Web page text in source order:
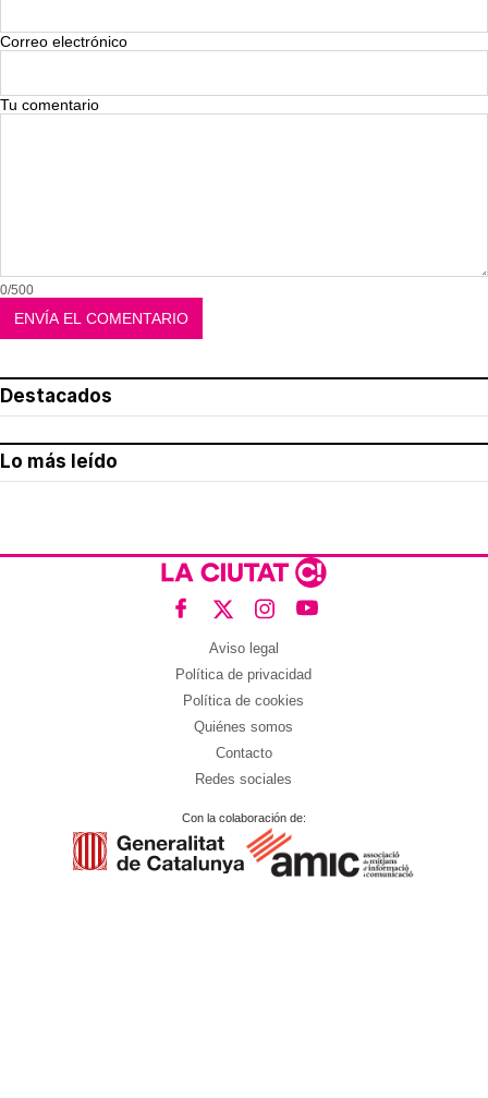
Correo electrónico
Tu comentario
0/500
Destacados
Lo más leído
Aviso legal
Política de privacidad
Política de cookies
Quiénes somos
Contacto
Redes sociales
Con la colaboración de: